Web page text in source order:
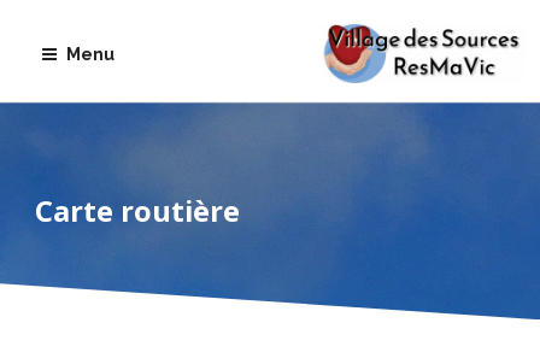
Menu
Carte routière